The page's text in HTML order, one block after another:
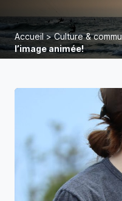
Accueil>Culture &
l’image animée!